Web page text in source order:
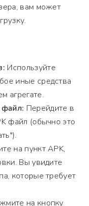
вам может
Используйте
иные средства
агрегате.
Перейдите в
файл (обычно это
на пункт APK,
Вы увидите
которые требует
на кнопку